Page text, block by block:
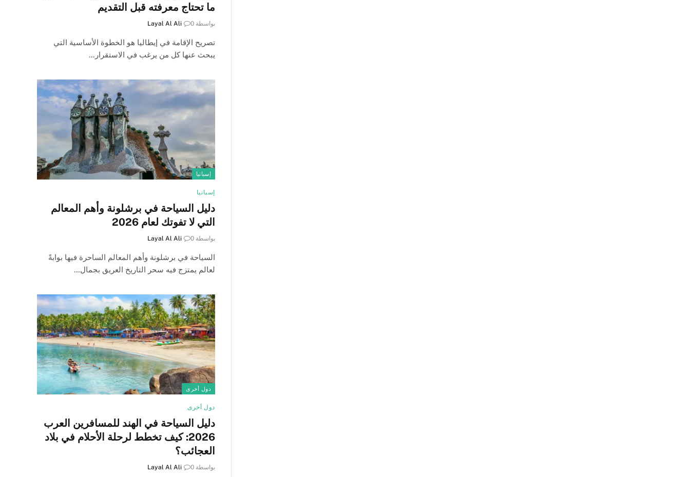
ما تحتاج معرفته قبل التقديم
بواسطة Layal Al Ali 0
تصريح الإقامة في إيطاليا هو الخطوة الأساسية التي
يبحث عنها كل من يرغب في الاستقرار…
إسبانيا
إسبانيا
دليل السياحة في برشلونة وأهم المعالم
التي لا تفوتك لعام 2026
بواسطة Layal Al Ali 0
السياحة في برشلونة وأهم المعالم الساحرة فيها بوابةً
لعالم يمتزج فيه سحر التاريخ العريق بجمال…
دول أخرى
دول أخرى
دليل السياحة في الهند للمسافرين العرب
2026: كيف تخطط لرحلة الأحلام في بلاد
العجائب؟
بواسطة Layal Al Ali 0